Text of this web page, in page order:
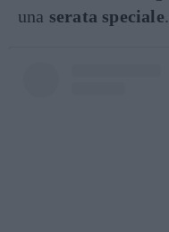
una serata speciale.